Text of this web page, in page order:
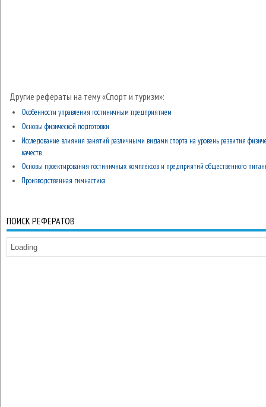
Другие рефераты на тему «Спорт и туризм»:
Особенности управления гостиничным предприятием
Основы физической подготовки
Исследование влияния занятий различными видами спорта на уровень развития
качеств
Основы проектирования гостиничных комплексов и предприятий общественного
Производственная гимнастика
ПОИСК РЕФЕРАТОВ
Loading